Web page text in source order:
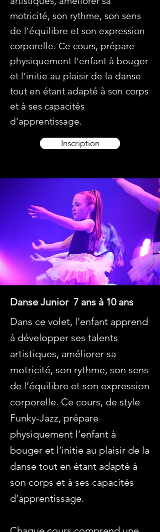
motricité, son rythme, son sens
de l’équilibre et son expression
corporelle. Ce cours, prépare
physiquement l’enfant à bouger
et l’initie au plaisir de la danse
tout en étant adapté à son corps
et à ses capacités
d’apprentissage.
Inscription
Danse Junior 7 ans à 10 ans
Dans ce volet, l’enfant apprend
à développer ses talents
artistiques, améliorer sa
motricité, son rythme, son sens
de l’équilibre et son expression
corporelle. Ce cours, de style
Funky-Jazz, prépare
physiquement l’enfant à
bouger et l’initie au plaisir de la
danse tout en étant adapté à
son corps et à ses capacités
d’apprentissage.